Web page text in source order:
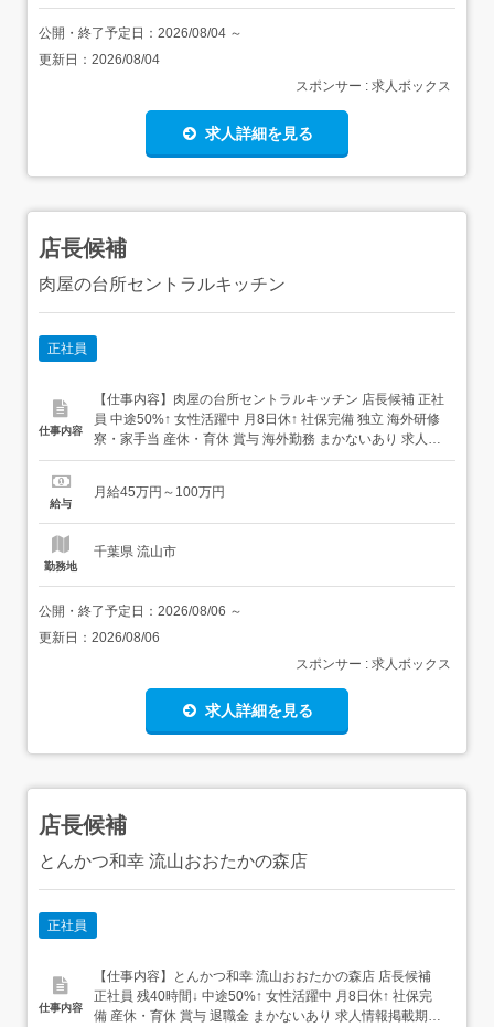
公開・終了予定日： 2026/08/04 ～
更新日： 2026/08/04
スポンサー : 求人ボックス
求人詳細を見る
店長候補
肉屋の台所セントラルキッチン
正社員
仕事内容
【仕事内容】肉屋の台所セントラルキッチン 店長候補 正社
員 中途50%↑ 女性活躍中 月8日休↑ 社保完備 独立 海外研修
寮・家⼿当 産休・育休 賞与 海外勤務 まかないあり 求人情
報掲載期間:2026/08/06～2026/09/03 求人情報 店舗の特徴
給与
月給45万円～100万円
勤務地
千葉県 流山市
公開・終了予定日： 2026/08/06 ～
更新日： 2026/08/06
スポンサー : 求人ボックス
求人詳細を見る
店長候補
とんかつ和幸 流山おおたかの森店
正社員
仕事内容
【仕事内容】とんかつ和幸 流山おおたかの森店 店長候補
正社員 残40時間↓ 中途50%↑ 女性活躍中 月8日休↑ 社保完
備 産休・育休 賞与 退職金 まかないあり 求人情報掲載期